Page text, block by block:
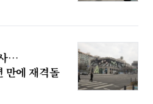
…
만에 재격돌